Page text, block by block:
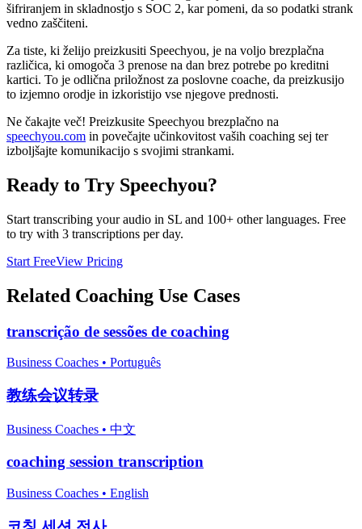
šifriranjem in skladnostjo s SOC 2, kar pomeni, da so podatki strank
vedno zaščiteni.
Za tiste, ki želijo preizkusiti Speechyou, je na voljo brezplačna
različica, ki omogoča 3 prenose na dan brez potrebe po kreditni
kartici. To je odlična priložnost za poslovne coache, da preizkusijo
to izjemno orodje in izkoristijo vse njegove prednosti.
Ne čakajte več! Preizkusite Speechyou brezplačno na
speechyou.com in povečajte učinkovitost vaših coaching sej ter
izboljšajte komunikacijo s svojimi strankami.
Ready to Try Speechyou?
Start transcribing your audio in SL and 100+ other languages. Free
to try with 3 transcriptions per day.
Start FreeView Pricing
Related Coaching Use Cases
transcrição de sessões de coaching
Business Coaches • Português
教练会议转录
Business Coaches • 中文
coaching session transcription
Business Coaches • English